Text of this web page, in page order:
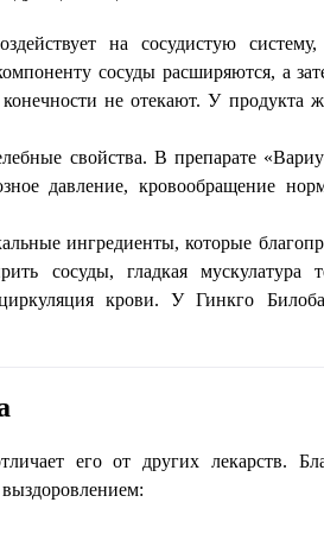
на сосудистую
сосуды расширяются, а
не отекают. У продукта
свойства. В препарате
давление, кровообращение
ингредиенты, которые
сосуды, гладкая мускулатура
крови. У Гинкго
его от других лекарств.